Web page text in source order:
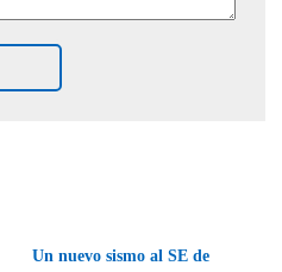
Un nuevo sismo al SE de